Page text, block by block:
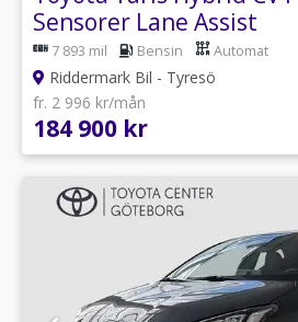
Sensorer Lane Assist
7 893 mil Bensin Automat
Riddermark Bil - Tyresö
fr. 2 996 kr/mån
184 900 kr